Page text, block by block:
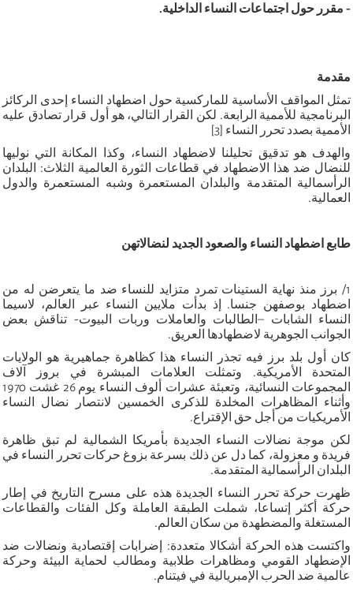
- مقرر حول اجتماعات النساء الداخلية.
مقدمة
تمثل المواقف الأساسية للماركسية حول اضطهاد النساء إحدى الركائز
البرنامجية للأممية الرابعة. لكن القرار التالي، هو أول قرار تصادق عليه
الأممية بصدد تحرر النساء [3]
والهدف هو تدقيق تحليلنا لاضطهاد النساء، وكذا المكانة التي نوليها
للنضال ضد هذا الاضطهاد في قطاعات الثورة العالمية الثلاث: البلدان
الرأسمالية المتقدمة والبلدان المستعمرة وشبه المستعمرة والدول
العمالية.
طابع اضطهاد النساء والصعود الجديد لنضالاتهن
1/ برز منذ نهاية الستينات تمرد متزايد للنساء ضد ما يتعرضن له من
اضطهاد بوصفهن جنسا. إذ بدأت ملايين النساء عبر العالم، لاسيما
النساء الشابات –الطالبات والعاملات وربات البيوت- تناقش بعض
الجوانب الجوهرية لاضطهادها العريق.
كان أول بلد برز فيه تجذر النساء هذا كظاهرة جماهيرية هو الولايات
المتحدة الأمريكية. وتمثلت العلامات المبشرة في بروز آلاف
المجموعات النسائية، وتعبئة عشرات ألوف النساء يوم 26 غشت 1970
وأثناء المظاهرات المخلدة للذكرى الخمسين لانتصار نضال النساء
الأمريكيات من أجل حق الإقتراع.
لكن موجة نضالات النساء الجديدة بأمريكا الشمالية لم تبق ظاهرة
فريدة و معزولة، كما دل عن ذلك بسرعة بزوغ حركات تحرر النساء في
البلدان الرأسمالية المتقدمة.
ظهرت حركة تحرر النساء الجديدة هذه على مسرح التاريخ في إطار
حركة أكثر إتساعا، شملت الطبقة العاملة وكل الفئات والقطاعات
المستغلة والمضطهدة من سكان العالم.
واكتست هذه الحركة أشكالا متعددة: إضرابات إقتصادية ونضالات ضد
الإضطهاد القومي ومظاهرات طلابية ومطالب لحماية البيئة وحركة
عالمية ضد الحرب الإمبريالية في فيتنام.